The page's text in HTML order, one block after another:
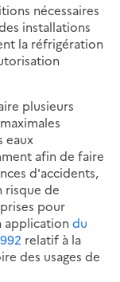
nécessaires
installations
la réfrigération
plusieurs
eaux
afin de faire
d'accidents,
risque de
pour
application du
relatif à la
des usages de